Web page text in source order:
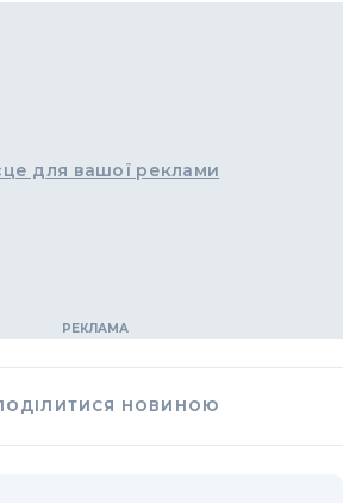
для вашої реклами
НОВИНОЮ